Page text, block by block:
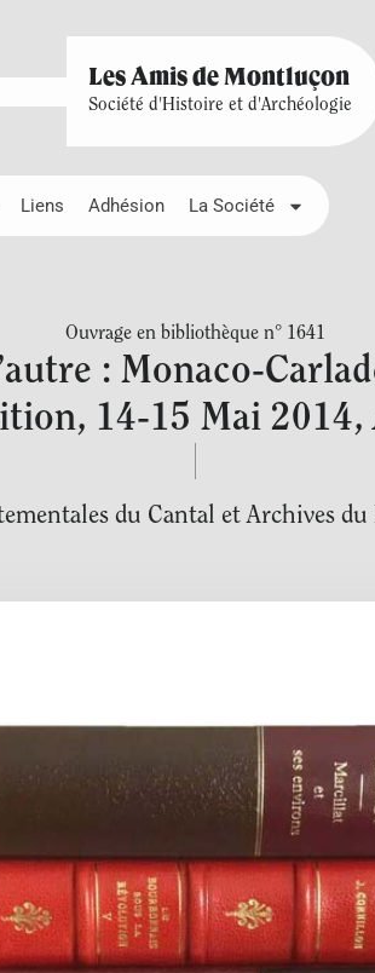
Les Amis de Montluçon
Société d'Histoire et d'Archéologie
Liens Adhésion La Société
Ouvrage en bibliothèque n° 1641
: Monaco-
14-15 Mai
du Cantal et Archives du